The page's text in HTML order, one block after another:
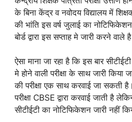
के बिना केंद्र व नवोदय विद्यालय में
की भांति इस वर्ष जुलाई का नोटिफिकेशन
बोर्ड द्वारा इस सप्ताह मे जारी करने वाले
ऐसा माना जा रहा है कि इस बार
मे होने वाली परीक्षा के साथ जारी
की परीक्षा एक साथ करवाई जा सकती
परीक्षा CBSE द्वारा करवाई जाती है
सीटीईटी का नोटिफिकेशन जारी नहीं